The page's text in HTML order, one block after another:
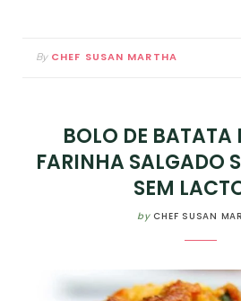
By CHEF SUSAN MARTHA
BOLO DE BATATA
FARINHA SALGADO
SEM
by CHEF SUSAN